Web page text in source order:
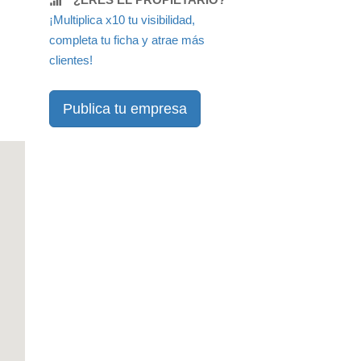
¡Multiplica x10 tu visibilidad,
completa tu ficha y atrae más
clientes!
Publica tu empresa